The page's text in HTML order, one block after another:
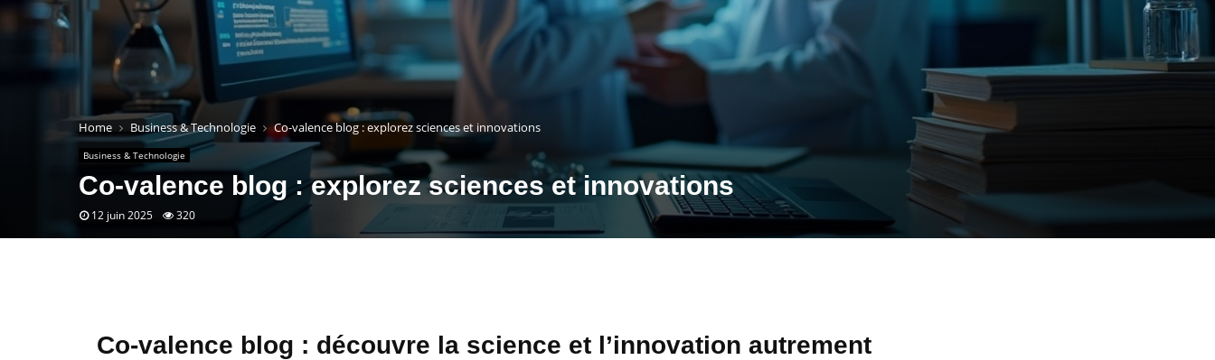
Home Business & Technologie Co-valence blog : explorez sciences et innovations
Business & Technologie
Co-valence blog : explorez sciences et innovations
12 juin 2025 320
Co-valence blog : découvre la science et l’innovation autrement